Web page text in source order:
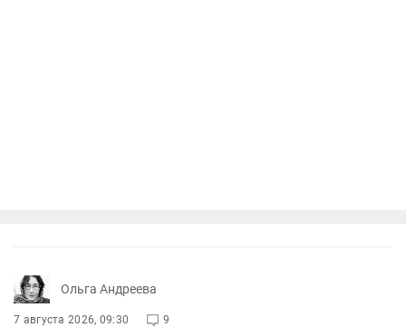
Ольга Андреева
7 августа 2026, 09:30 9